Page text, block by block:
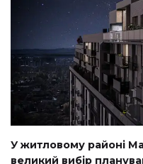
У житловому районі
великий вибір